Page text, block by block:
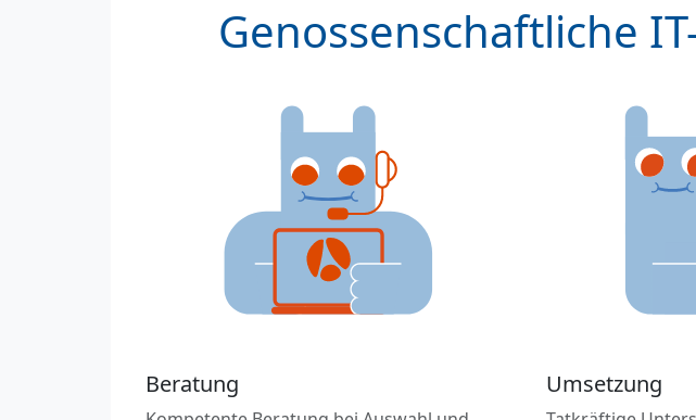
Genossenschaftliche
Beratung Umsetzung